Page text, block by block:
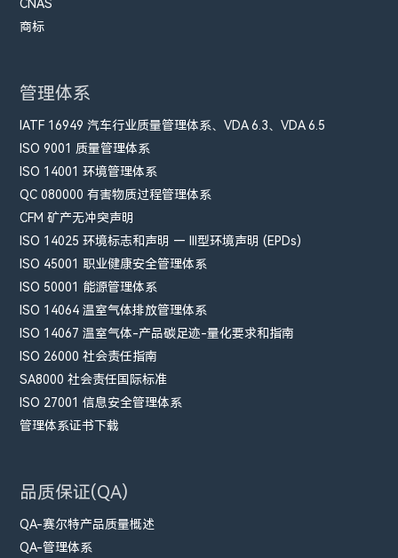
CNAS
商标
管理体系
IATF 16949 汽车行业质量管理体系、VDA 6.3、VDA 6.5
ISO 9001 质量管理体系
ISO 14001 环境管理体系
QC 080000 有害物质过程管理体系
CFM​ 矿产无冲突声明
ISO 14025 环境标志和声明 — III型环境声明 (EPDs)
ISO 45001 职业健康安全管理体系
ISO 50001 能源管理体系
ISO 14064 温室气体排放管理体系
ISO 14067 温室气体-产品碳足迹-量化要求和指南
ISO 26000 社会责任指南
SA8000 社会责任国际标准
ISO 27001 信息安全管理体系
管理体系证书下载
品质保证(QA)
QA-赛尔特产品质量概述
QA-管理体系